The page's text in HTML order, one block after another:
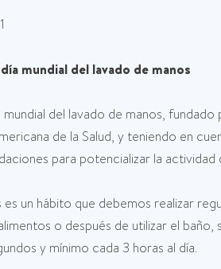
mundial del lavado de manos
del lavado de manos,
de la Salud, y teniendo en
para potencializar la actividad
es un hábito que debemos realizar
o después de utilizar el
y mínimo cada 3 horas al día.